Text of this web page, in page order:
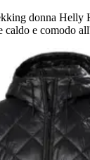
donna Helly
caldo e comodo